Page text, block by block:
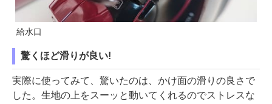
給水口
驚くほど滑りが良い!
実際に使ってみて、驚いたのは、かけ面の滑りの良さで
した。生地の上をスーッと動いてくれるのでストレスな